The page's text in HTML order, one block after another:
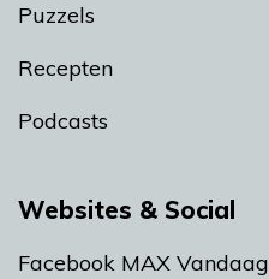
Puzzels
Recepten
Podcasts
Websites & Social
Facebook MAX Vandaag